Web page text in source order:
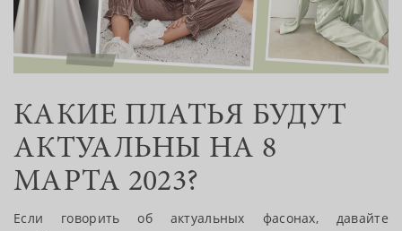
КАКИЕ ПЛАТЬЯ БУДУТ
АКТУАЛЬНЫ НА 8
МАРТА 2023?
Если говорить об актуальных фасонах, давайте